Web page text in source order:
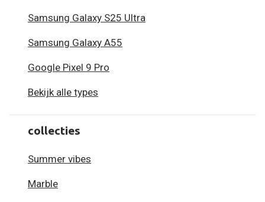
Samsung Galaxy S25 Ultra
Samsung Galaxy A55
Google Pixel 9 Pro
Bekijk alle types
collecties
Summer vibes
Marble